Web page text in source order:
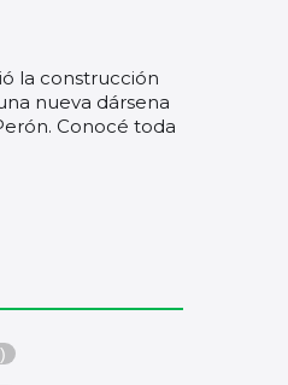
la construcción
nueva dársena
Conocé toda